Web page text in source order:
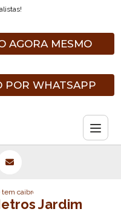
AGORA MESMO
POR WHATSAPP
tem caibros 3 metros jardim
Jardim